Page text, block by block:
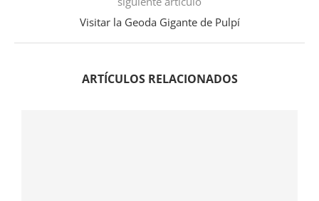
Visitar la Geoda Gigante de Pulpí
ARTÍCULOS RELACIONADOS